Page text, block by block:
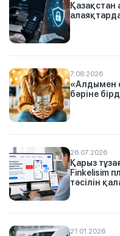
7.08.2026
«Алдымен
бәріне
26.07.2026
Қарыз
Finkelisim
тәсілін
21.01.2026